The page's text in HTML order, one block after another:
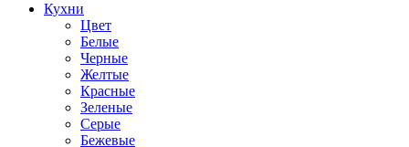
Кухни
Цвет
Белые
Черные
Желтые
Красные
Зеленые
Серые
Бежевые